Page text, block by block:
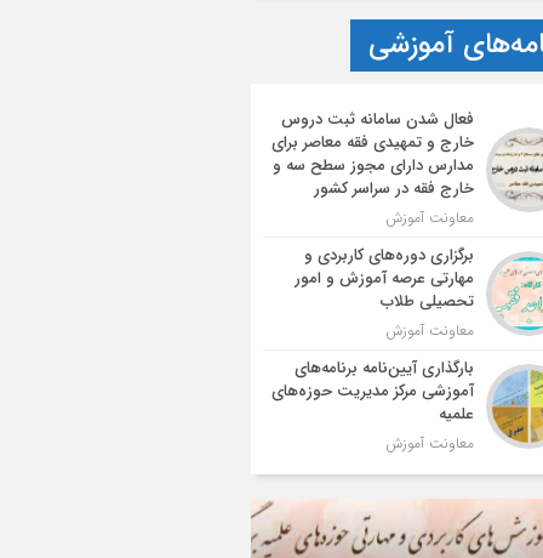
آموزشی
فعال شدن سامانه ثبت دروس
خارج و تمهیدی فقه معاصر برای
مدارس دارای مجوز سطح سه و
خارج فقه در سراسر کشور
معاونت آموزش
برگزاری دوره‌های کاربردی و
مهارتی عرصه آموزش و امور
تحصیلی طلاب
معاونت آموزش
بارگذاری آیین‌نامه برنامه‌های
آموزشی مرکز مدیریت حوزه‌های
علمیه
معاونت آموزش